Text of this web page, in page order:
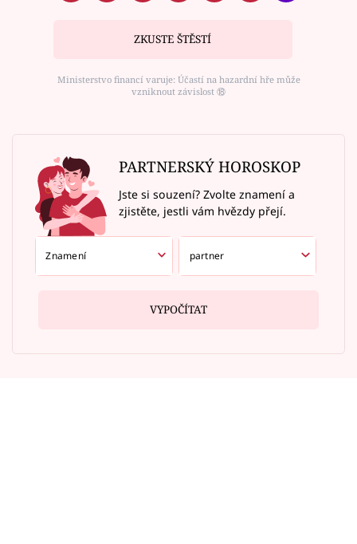
ZKUSTE ŠTĚSTÍ
Ministerstvo financí varuje: Účastí na hazardní hře může
vzniknout závislost ⑱
PARTNERSKÝ HOROSKOP
Jste si souzení? Zvolte znamení a
zjistěte, jestli vám hvězdy přejí.
VYPOČÍTAT